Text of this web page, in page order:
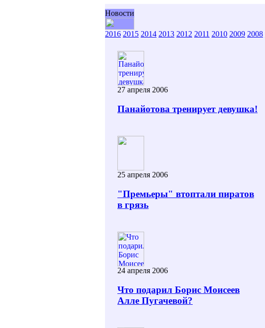
Новости
2016 2015 2014 2013 2012 2011 2010 2009 2008
27 апреля 2006
Панайотова тренирует девушка!
25 апреля 2006
"Премьеры" втоптали пиратов
в грязь
24 апреля 2006
Что подарил Борис Моисеев
Алле Пугачевой?